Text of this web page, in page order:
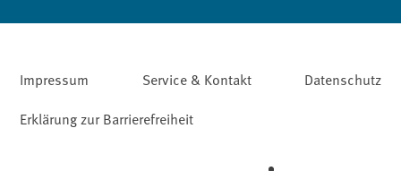
Impressum Service & Kontakt
Datenschutz
Erklärung zur Barrierefreiheit